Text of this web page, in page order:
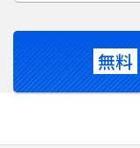
無料